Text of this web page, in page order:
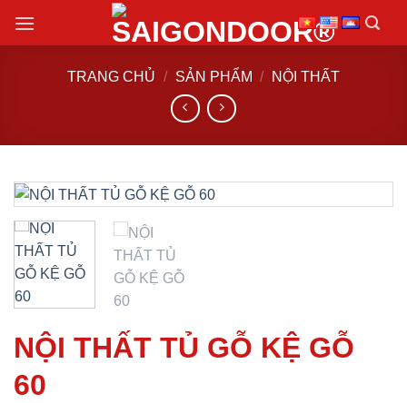
đến
TRANG CHỦ / SẢN PHẨM / NỘI THẤT
NỘI THẤT TỦ GỖ KỆ GỖ
60